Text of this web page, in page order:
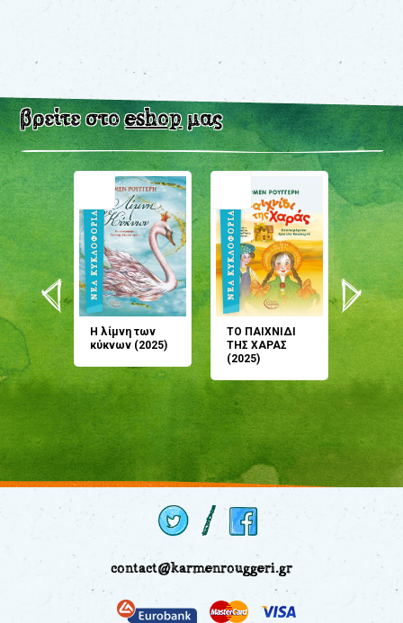
βρείτε στοeshopμας
Η λίμνη των
κύκνων (2025)
ΤΟ ΠΑΙΧΝΙΔΙ
ΤΗΣ ΧΑΡΑΣ
(2025)
μου;
(2024)
contact@karmenrouggeri.gr